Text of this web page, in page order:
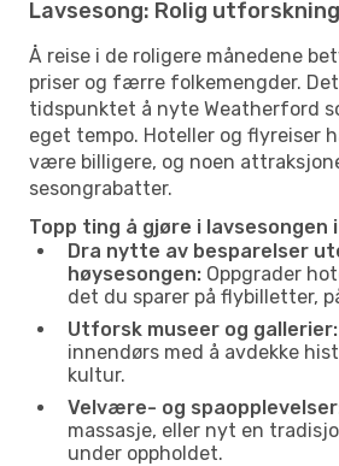
Lavsesong: Rolig
Å reise i de roligere månedene
priser og færre folkemengder.
tidspunktet å nyte Weatherford
eget tempo. Hoteller og flyreiser
være billigere, og noen
sesongrabatter.
Topp ting å gjøre i lavsesongen
Dra nytte av besparelser
høysesongen: Oppgrader
det du sparer på flybilletter,
Utforsk museer og gallerier:
innendørs med å avdekke
kultur.
Velvære- og
massasje, eller nyt en
under oppholdet.